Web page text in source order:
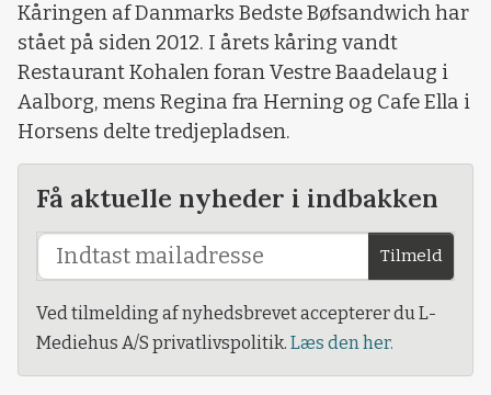
Kåringen af Danmarks Bedste Bøfsandwich har
stået på siden 2012. I årets kåring vandt
Restaurant Kohalen foran Vestre Baadelaug i
Aalborg, mens Regina fra Herning og Cafe Ella i
Horsens delte tredjepladsen.
Få aktuelle nyheder i indbakken
Tilmeld
Ved tilmelding af nyhedsbrevet accepterer du L-
Mediehus A/S privatlivspolitik. Læs den her.